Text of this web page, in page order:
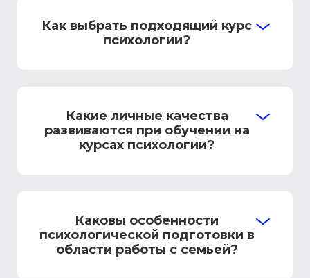
Как выбрать подходящий курс
психологии?
Какие личные качества
развиваются при обучении на
курсах психологии?
Каковы особенности
психологической подготовки в
области работы с семьей?